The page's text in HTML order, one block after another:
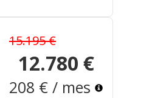
15.195 €
12.780 €
208 € / mes